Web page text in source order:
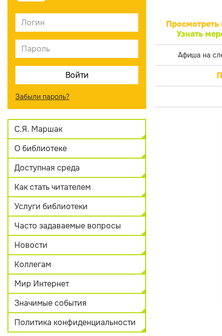
Забыли пароль?
С.Я. Маршак
О библиотеке
Доступная среда
Как стать читателем
Услуги библиотеки
Часто задаваемые вопросы
Новости
Коллегам
Мир Интернет
Значимые события
Политика конфиденциальности
Просмотреть
Узнать
Афиша на